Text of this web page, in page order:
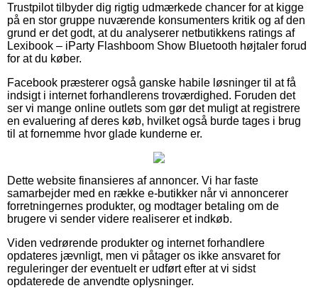
Trustpilot tilbyder dig rigtig udmærkede chancer for at kigge
på en stor gruppe nuværende konsumenters kritik og af den
grund er det godt, at du analyserer netbutikkens ratings af
Lexibook – iParty Flashboom Show Bluetooth højtaler forud
for at du køber.
Facebook præsterer også ganske habile løsninger til at få
indsigt i internet forhandlerens troværdighed. Foruden det
ser vi mange online outlets som gør det muligt at registrere
en evaluering af deres køb, hvilket også burde tages i brug
til at fornemme hvor glade kunderne er.
Dette website finansieres af annoncer. Vi har faste
samarbejder med en række e-butikker når vi annoncerer
forretningernes produkter, og modtager betaling om de
brugere vi sender videre realiserer et indkøb.
Viden vedrørende produkter og internet forhandlere
opdateres jævnligt, men vi påtager os ikke ansvaret for
reguleringer der eventuelt er udført efter at vi sidst
opdaterede de anvendte oplysninger.